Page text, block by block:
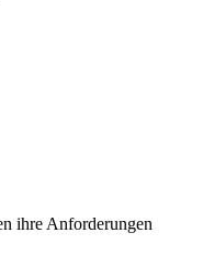
ihre Anforderungen